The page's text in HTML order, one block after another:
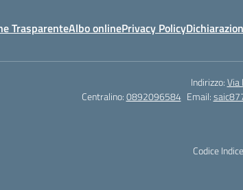
TrasparenteAlbo onlinePrivacy Policy
Indirizzo:Via
Centralino:0892096584 Email:
Codice